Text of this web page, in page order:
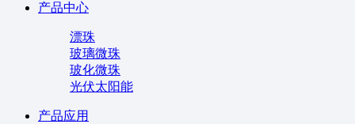
产品中心
漂珠
玻璃微珠
玻化微珠
光伏太阳能
产品应用